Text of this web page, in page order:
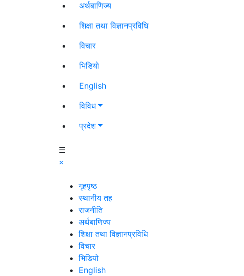
अर्थबाणिज्य
शिक्षा तथा विज्ञानप्रविधि
विचार
भिडियो
English
विविध
प्रदेश
☰
×
गृहपृष्ठ
स्थानीय तह
राजनीति
अर्थबाणिज्य
शिक्षा तथा विज्ञानप्रविधि
विचार
भिडियो
English